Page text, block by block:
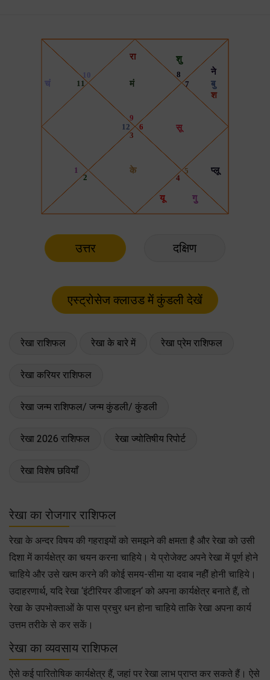
उत्तर दक्षिण
रेखा राशिफल रेखा के बारे में रेखा प्रेम राशिफल
रेखा करियर राशिफल
रेखा जन्म राशिफल/ जन्म कुंडली/ कुंडली
रेखा 2026 राशिफल रेखा ज्योतिषीय रिपोर्ट
रेखा विशेष छवियाँ
रेखा का रोजगार राशिफल
रेखा के अन्दर विषय की गहराइयों को समझने की क्षमता है और रेखा को उसी
दिशा में कार्यक्षेत्र का चयन करना चाहिये। ये प्रोजेक्ट अपने रेखा में पूर्ण होने
चाहिये और उसे खत्म करने की कोई समय-सीमा या दवाब नहीें होनी चाहिये।
उदाहरणार्थ, यदि रेखा ‘इंटीरियर डीजाइन‘ को अपना कार्यक्षेत्र बनाते हैं, तो
रेखा के उपभोक्ताओं के पास प्रचुर धन होना चाहिये ताकि रेखा अपना कार्य
उत्तम तरीके से कर सकें।
रेखा का व्यवसाय राशिफल
ऐसे कई पारितोषिक कार्यक्षेत्र हैं, जहां पर रेखा लाभ प्राप्त कर सकते हैं। ऐसे